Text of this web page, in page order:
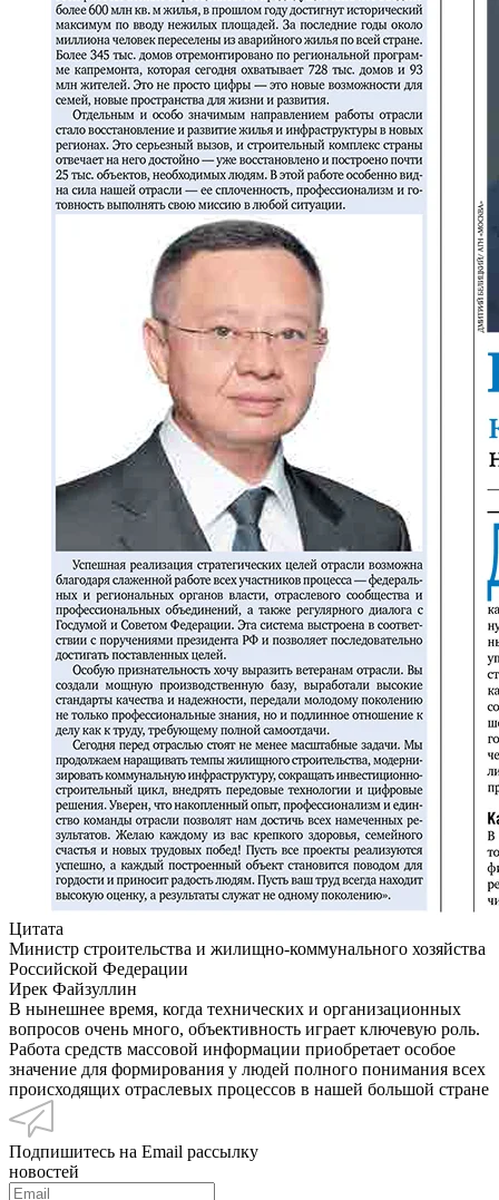
Цитата
Министр строительства и жилищно-коммунального хозяйства
Российской Федерации
Ирек Файзуллин
В нынешнее время, когда технических и организационных
вопросов очень много, объективность играет ключевую роль.
Работа средств массовой информации приобретает особое
значение для формирования у людей полного понимания всех
происходящих отраслевых процессов в нашей большой стране
Подпишитесь на Email рассылку
новостей